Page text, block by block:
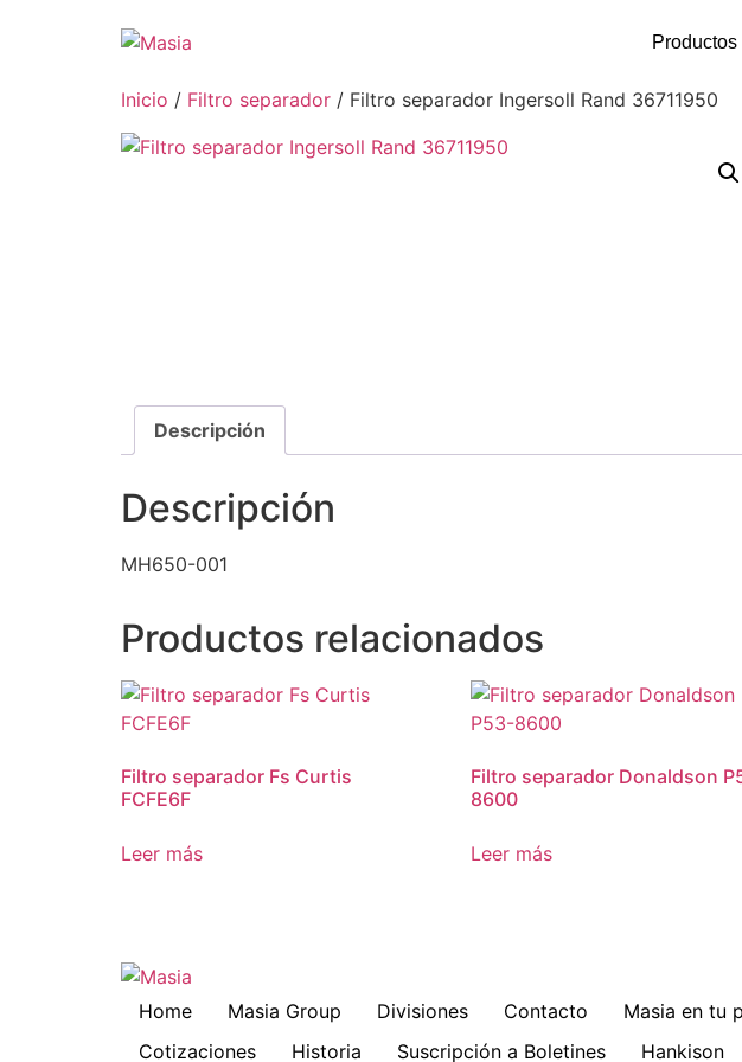
Productos
Inicio / Filtro separador / Filtro separador Ingersoll Rand 36711950
Descripción
Descripción
MH650-001
Productos relacionados
Filtro separador Fs Curtis
FCFE6F
Leer más
Filtro separador Donaldson
8600
Leer más
Home Masia Group Divisiones Contacto Masia en tu
Cotizaciones
Historia Suscripción a Boletines Hankison